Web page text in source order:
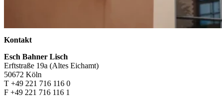
Kontakt
Esch Bahner Lisch
Erftstraße 19a (Altes Eichamt)
50672 Köln
T +49 221 716 116 0
F +49 221 716 116 1